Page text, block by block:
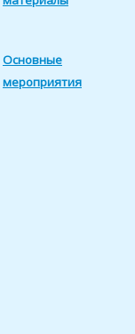
Основные
мероприятия